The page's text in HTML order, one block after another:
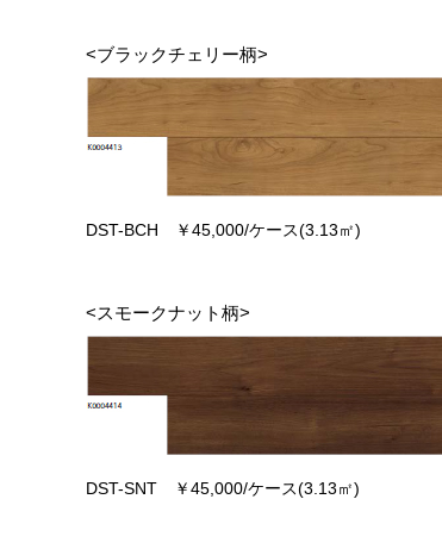
<ブラックチェリー柄>
DST-BCH ￥45,000/ケース(3.13㎡)
<スモークナット柄>
DST-SNT ￥45,000/ケース(3.13㎡)